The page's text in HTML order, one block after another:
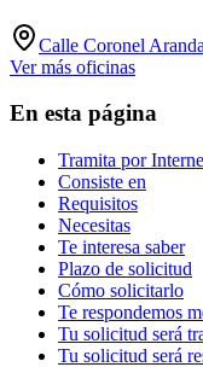
Calle Coronel
Ver más oficinas
En esta página
Tramita por
Consiste en
Requisitos
Necesitas
Te interesa saber
Plazo de solicitud
Cómo solicitarlo
Te respondemos
Tu solicitud será
Tu solicitud será